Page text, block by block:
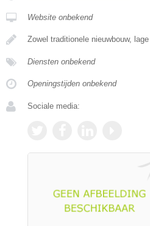
Website onbekend
Zowel traditionele nieuwbouw,
Diensten onbekend
Openingstijden onbekend
Sociale media: